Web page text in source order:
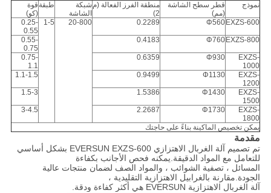
نموذج
قطر سطح الشاشة
(مم)
منطقة الفرز الفعالة (م
2)
شبكة
الشاشة
طبقة قوة
(كو)
EXZS-600
Φ560
0.2289
20-800
1-5
0.25-
0.55
EXZS-800
Φ760
0.4183
0.55-
0.75
EXZS-
1000
Φ930
0.6359
0.75-
1.1
EXZS-
1200
Φ1130
0.9499
1.1-1.5
EXZS-
1500
Φ1430
1.5386
1.5-3
EXZS-
1800
Φ1730
2.2687
3-4.5
يمكن تخصيص الماكينة بناءً على حاجتك
مقدمة
تم تصميم آلة الغربال الاهتزازي EVERSUN EXZS-600 بشكل أساسي
للتعامل مع المواد الدقيقة.يمكنه فحص الأجانب بكفاءة
المسائل ، تصفية الشوائب ، والمواد الصف لضمان منتجات عالية
الجودة.مقارنة بالغرابيل الاهتزازية التقليدية ،
آلة الغربال الاهتزازية EVERSUN هي أكثر كفاءة ودقة.